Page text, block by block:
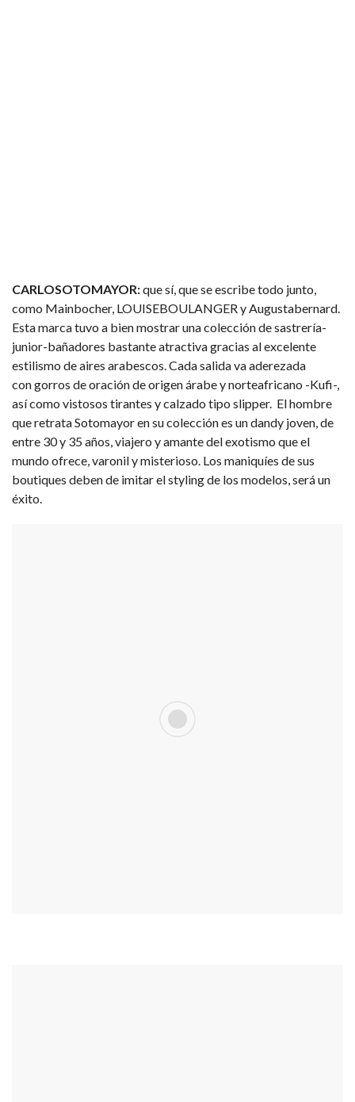
CARLOSOTOMAYOR:que sí, que se escribe todo junto,
como Mainbocher, LOUISEBOULANGER y Augustabernard.
Esta marca tuvo a bien mostrar una colección de sastrería-
junior-bañadores bastante atractiva gracias al excelente
estilismo de aires arabescos. Cada salida va aderezada
con gorros de oración de origen árabe y norteafricano -Kufi-,
así como vistosos tirantes y calzado tipo slipper. El hombre
que retrata Sotomayor en su colección es un dandy joven, de
entre 30 y 35 años, viajero y amante del exotismo que el
mundo ofrece, varonil y misterioso. Los maniquíes de sus
boutiques deben de imitar el styling de los modelos, será un
éxito.